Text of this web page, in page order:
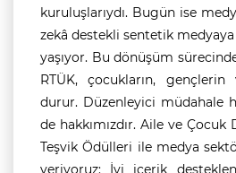
kuruluşlarıydı. Bugün ise
zekâ destekli sentetik
yaşıyor. Bu dönüşüm
RTÜK, çocukların,
durur. Düzenleyici müdahale
de hakkımızdır. Aile ve Çocuk
Teşvik Ödülleri ile medya
veriyoruz: İyi içerik